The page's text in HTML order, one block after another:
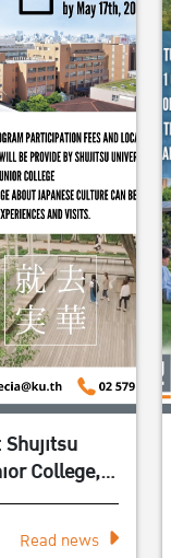
Shujitsu
College,
Read news